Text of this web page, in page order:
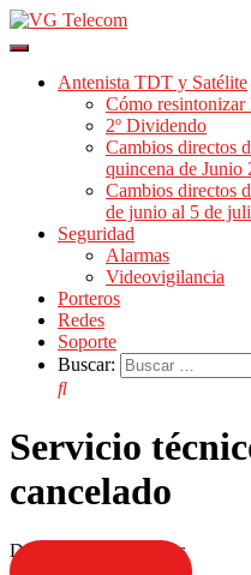
Cambiar
navegación
Antenista TDT y Satélite
Cómo resintonizar
2º Dividendo
Cambios directos
quincena de Junio
Cambios directos
de junio al 5 de
Seguridad
Alarmas
Videovigilancia
Porteros
Redes
Soporte
Buscar:
Servicio
cancelado
Disculpen las molestias